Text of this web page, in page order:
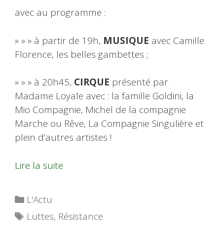
avec au programme :
» » » à partir de 19h, MUSIQUE avec Camille
Florence, les belles gambettes ;
» » » à 20h45, CIRQUE présenté par
Madame Loyale avec : la famille Goldini, la
Mio Compagnie, Michel de la compagnie
Marche ou Rêve, La Compagnie Singulière et
plein d’autres artistes !
Lire la suite
Catégories
L'Actu
Étiquettes
Luttes, Résistance